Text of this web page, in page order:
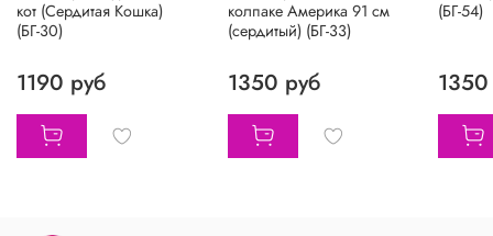
кот (Сердитая Кошка)
(БГ-30)
1190 руб
колпаке Америка 91 см
(сердитый) (БГ-33)
1350 руб
(БГ-54)